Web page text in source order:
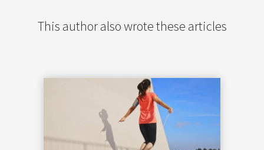
This author also wrote these articles